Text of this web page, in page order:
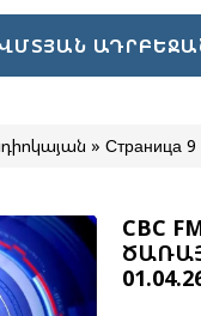
» Страница 9
CBC